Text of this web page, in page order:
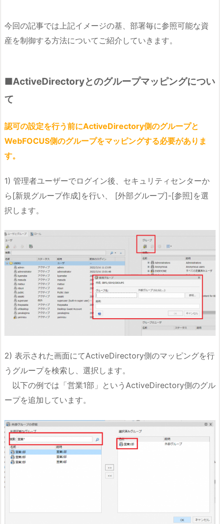
今回の記事では上記イメージの基、部署毎に参照可能な資
産を制御する方法についてご紹介していきます。
■ActiveDirectoryとのグループマッピングについ
て
認可の設定を行う前にActiveDirectory側のグループと
WebFOCUS側のグループをマッピングする必要がありま
す。
1) 管理者ユーザーでログイン後、セキュリティセンターか
ら[新規グループ作成]を行い、 [外部グループ]-[参照]を選
択します。
2) 表示された画面にてActiveDirectory側のマッピングを行
うグループを検索し、選択します。
以下の例では「営業1部」というActiveDirectory側のグル
ープを追加しています。